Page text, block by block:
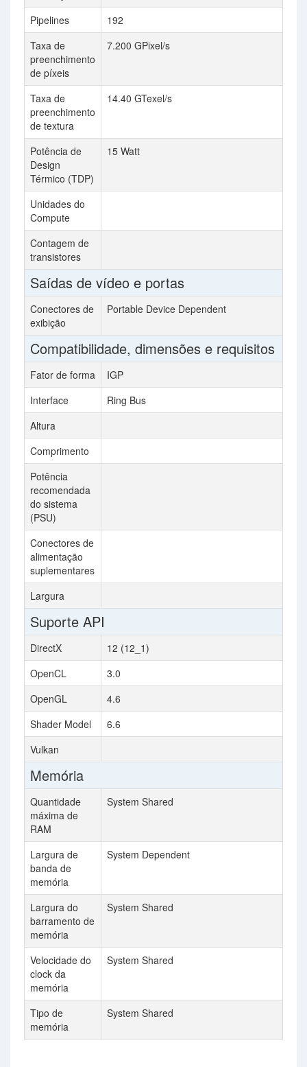
Pipelines
192
Taxa de
preenchimento
de píxeis
7.200 GPixel/s
Taxa de
preenchimento
de textura
14.40 GTexel/s
Potência de
Design
Térmico (TDP)
15 Watt
Unidades do
Compute
Contagem de
transistores
Saídas de vídeo e portas
Conectores de
exibição
Portable Device Dependent
Compatibilidade, dimensões e requisitos
Fator de forma IGP
Interface
Ring Bus
Altura
Comprimento
Potência
recomendada
do sistema
(PSU)
Conectores de
alimentação
suplementares
Largura
Suporte API
DirectX 12 (12_1)
OpenCL
3.0
OpenGL
4.6
Shader Model
6.6
Vulkan
Memória
Quantidade
máxima de
RAM
System Shared
Largura de
banda de
memória
System Dependent
Largura do
barramento de
memória
System Shared
Velocidade do
clock da
memória
System Shared
Tipo de
memória
System Shared